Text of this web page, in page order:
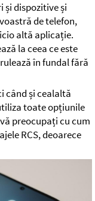
și dispozitive și
de telefon,
altă aplicație.
la ceea ce este
în fundal fără
când și cealaltă
toate opțiunile
preocupați cu cum
RCS, deoarece